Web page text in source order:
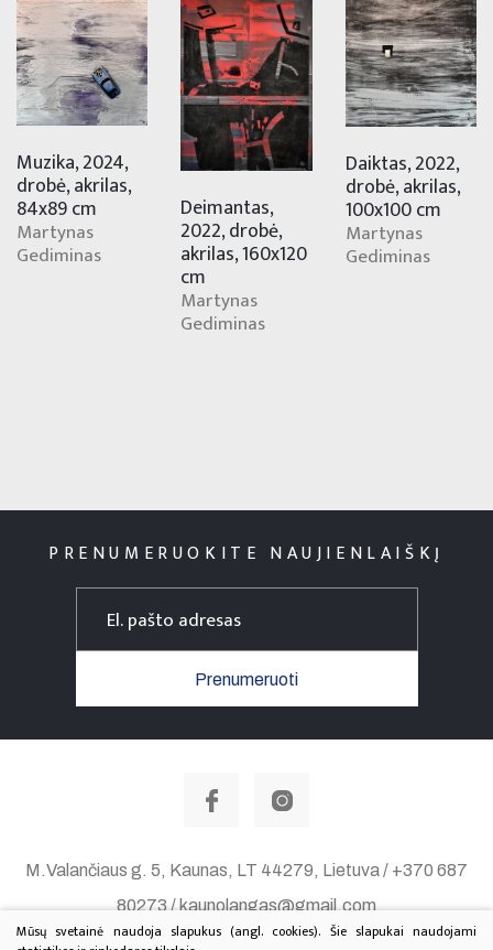
Muzika, 2024,
drobė, akrilas,
84x89 cm
Martynas
Gediminas
Deimantas,
2022, drobė,
akrilas, 160x120
cm
Martynas
Gediminas
Daiktas, 2022,
drobė, akrilas,
100x100 cm
Martynas
Gediminas
PRENUMERUOKITE NAUJIENLAIŠKĮ
Prenumeruoti
M.Valančiaus g. 5, Kaunas, LT 44279, Lietuva / +370 687
80273 / kaunolangas@gmail.com
Duomenų apsauga
Mūsų svetainė naudoja slapukus (angl. cookies). Šie slapukai naudojami